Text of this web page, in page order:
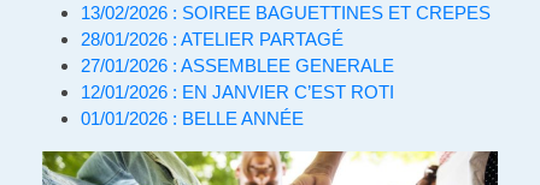
13/02/2026 : SOIREE BAGUETTINES ET CREPES
28/01/2026 : ATELIER PARTAGÉ
27/01/2026 : ASSEMBLEE GENERALE
12/01/2026 : EN JANVIER C’EST ROTI
01/01/2026 : BELLE ANNÉE